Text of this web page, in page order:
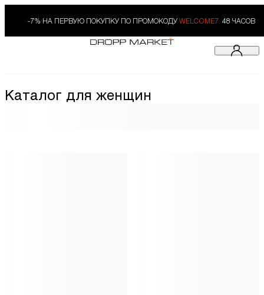
-7% НА ПЕРВУЮ ПОКУПКУ ПО ПРОМОКОДУ WELCOME7. 48 ЧАСОВ
Каталог для женщин